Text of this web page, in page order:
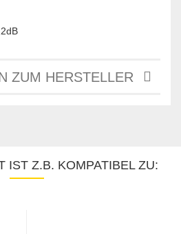
ZUM HERSTELLER
IST Z.B. KOMPATIBEL ZU: